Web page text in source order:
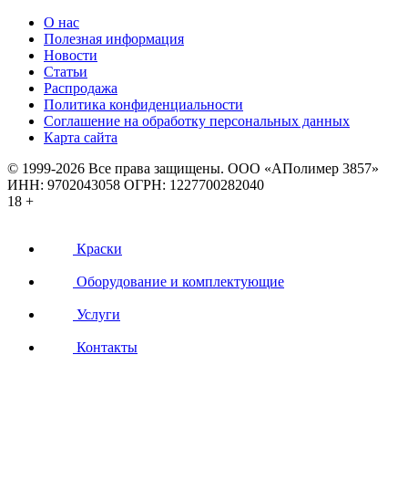
О нас
Полезная информация
Новости
Статьи
Распродажа
Политика конфиденциальности
Соглашение на обработку персональных данных
Карта сайта
© 1999-2026 Все права защищены. ООО «АПолимер 3857»
ИНН: 9702043058 ОГРН: 1227700282040
18 +
Краски
Оборудование и комплектующие
Услуги
Контакты